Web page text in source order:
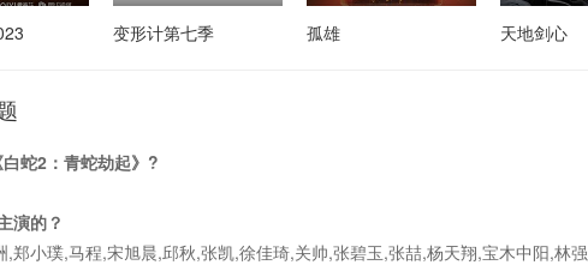
变形计第七季 孤雄 天地剑心
蛇2：青蛇劫起》?
演的？
郑小璞,马程,宋旭晨,邱秋,张凯,徐佳琦,关帅,张碧玉,张喆,杨天翔,宝木中阳,林强